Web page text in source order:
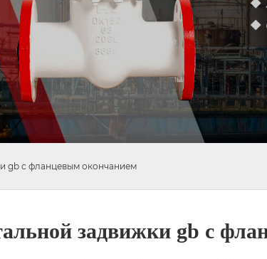
gb с фланцевым окончанием
задвижки gb с